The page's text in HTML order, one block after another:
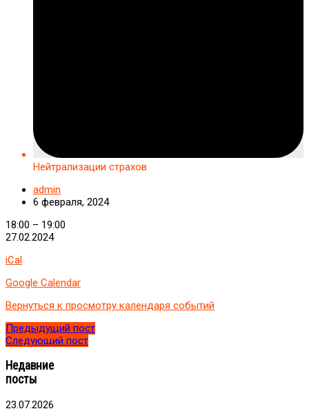
Нейтрализации страхов
admin
6 февраля, 2024
Нейтрализации
страхов
18:00 – 19:00
27.02.2024
iCal
Google Calendar
Вернуться к просмотру календаря событий
Предыдущий пост
Следующий пост
Недавние
посты
23.07.2026